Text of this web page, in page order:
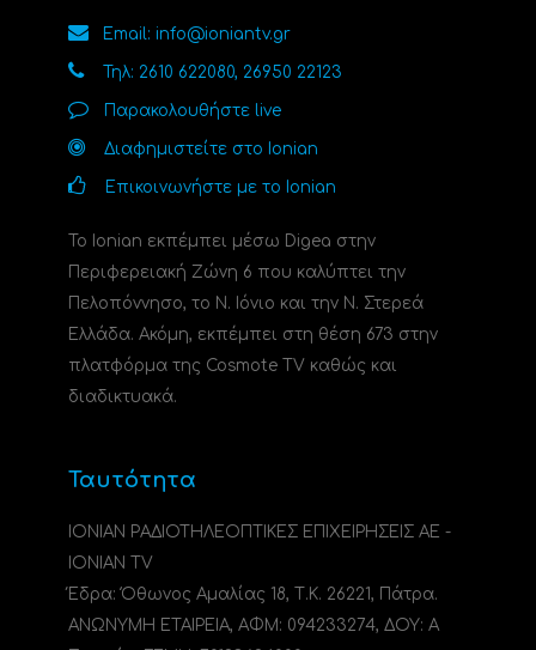
Email: info@ioniantv.gr
Τηλ: 2610 622080, 26950 22123
Παρακολουθήστε live
Διαφημιστείτε στο Ionian
Επικοινωνήστε με το Ionian
Το Ionian εκπέμπει μέσω Digea στην
Περιφερειακή Ζώνη 6 που καλύπτει την
Πελοπόννησο, το N. Ιόνιο και την Ν. Στερεά
Ελλάδα. Ακόμη, εκπέμπει στη θέση 673 στην
πλατφόρμα της Cosmote TV καθώς και
διαδικτυακά.
Ταυτότητα
ΙΟΝΙΑΝ ΡΑΔΙΟΤΗΛΕΟΠΤΙΚΕΣ ΕΠΙΧΕΙΡΗΣΕΙΣ ΑΕ -
IONIAN TV
Έδρα: Όθωνος Αμαλίας 18, Τ.Κ. 26221, Πάτρα.
ΑΝΩΝΥΜΗ ΕΤΑΙΡΕΙΑ, ΑΦΜ: 094233274, ΔΟΥ: A